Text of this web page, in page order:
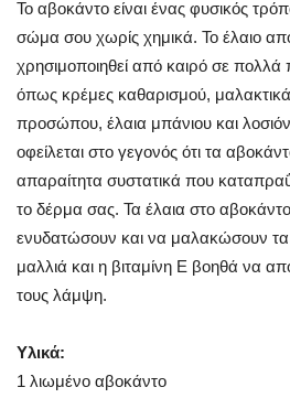
Το αβοκάντο είναι ένας φυσικός
σώμα σου χωρίς χημικά. Το έλαιο
χρησιμοποιηθεί από καιρό σε πολλά
όπως κρέμες καθαρισμού,
προσώπου, έλαια μπάνιου και
οφείλεται στο γεγονός ότι τα
απαραίτητα συστατικά που
το δέρμα σας. Τα έλαια στο
ενυδατώσουν και να μαλακώσουν
μαλλιά και η βιταμίνη Ε βοηθά να
τους λάμψη.
Υλικά:
1 λιωμένο αβοκάντο